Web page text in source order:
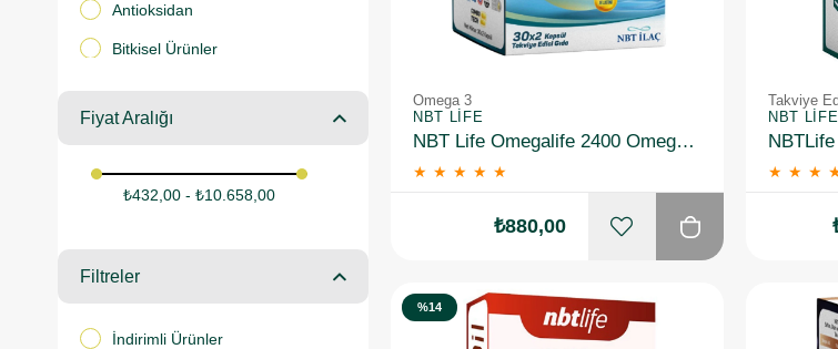
Antioksidan
Bitkisel Ürünler
İndirimli Ürünler
Yeni Ürünler
Fiyat Aralığı
₺432,00 - ₺10.658,00
Filtreler
İndirimli Ürünler
Omega 3
NBT LIFE
NBT Life Omegalife 2400 Omega 3 30 x 2 Combotech Kapsül
★ ★ ★ ★ ★
₺880,00
Takviye
NBT LIFE
★ ★ ★
%14